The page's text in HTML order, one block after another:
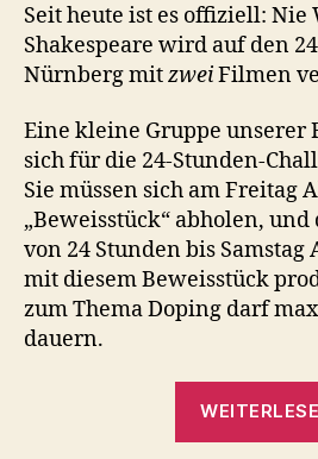
Seit heute ist es offiziell: Nie
Shakespeare wird auf den
Nürnberg mitzweiFilmen
Eine kleine Gruppe unserer
sich für die 24-Stunden-
Sie müssen sich am Freitag
„Beweisstück“ abholen,
von 24 Stunden bis
mit diesem Beweisstück
zum Thema Doping darf
dauern.